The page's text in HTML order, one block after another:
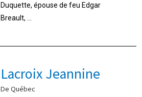
Duquette, épouse de feu Edgar
Breault, ...
Lacroix Jeannine
De Québec